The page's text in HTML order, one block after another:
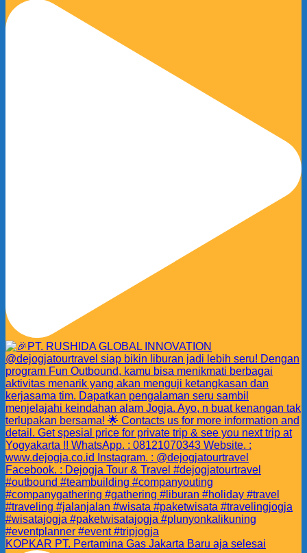
KOPKAR PT. Pertamina Gas Jakarta Baru aja selesai